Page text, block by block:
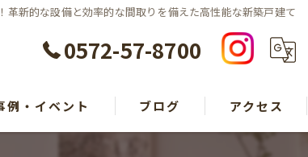
革新的な設備と効率的な間取りを備えた高性能な新築戸建て
0572-57-8700
例・イベント ブログ アクセス